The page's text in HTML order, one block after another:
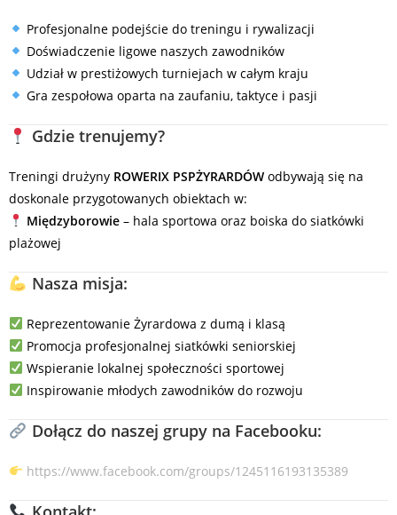
Profesjonalne podejście do treningu i rywalizacji
Doświadczenie ligowe naszych zawodników
Udział w prestiżowych turniejach w całym kraju
Gra zespołowa oparta na zaufaniu, taktyce i pasji
Gdzie trenujemy?
Treningi drużyny ROWERIX PSPŻYRARDÓW odbywają się na
doskonale przygotowanych obiektach w:
Międzyborowie– hala sportowa oraz boiska do siatkówki
plażowej
Nasza misja:
Reprezentowanie Żyrardowa z dumą i klasą
Promocja profesjonalnej siatkówki seniorskiej
Wspieranie lokalnej społeczności sportowej
Inspirowanie młodych zawodników do rozwoju
Dołącz do naszej grupy na Facebooku:
https://www.facebook.com/groups/1245116193135389